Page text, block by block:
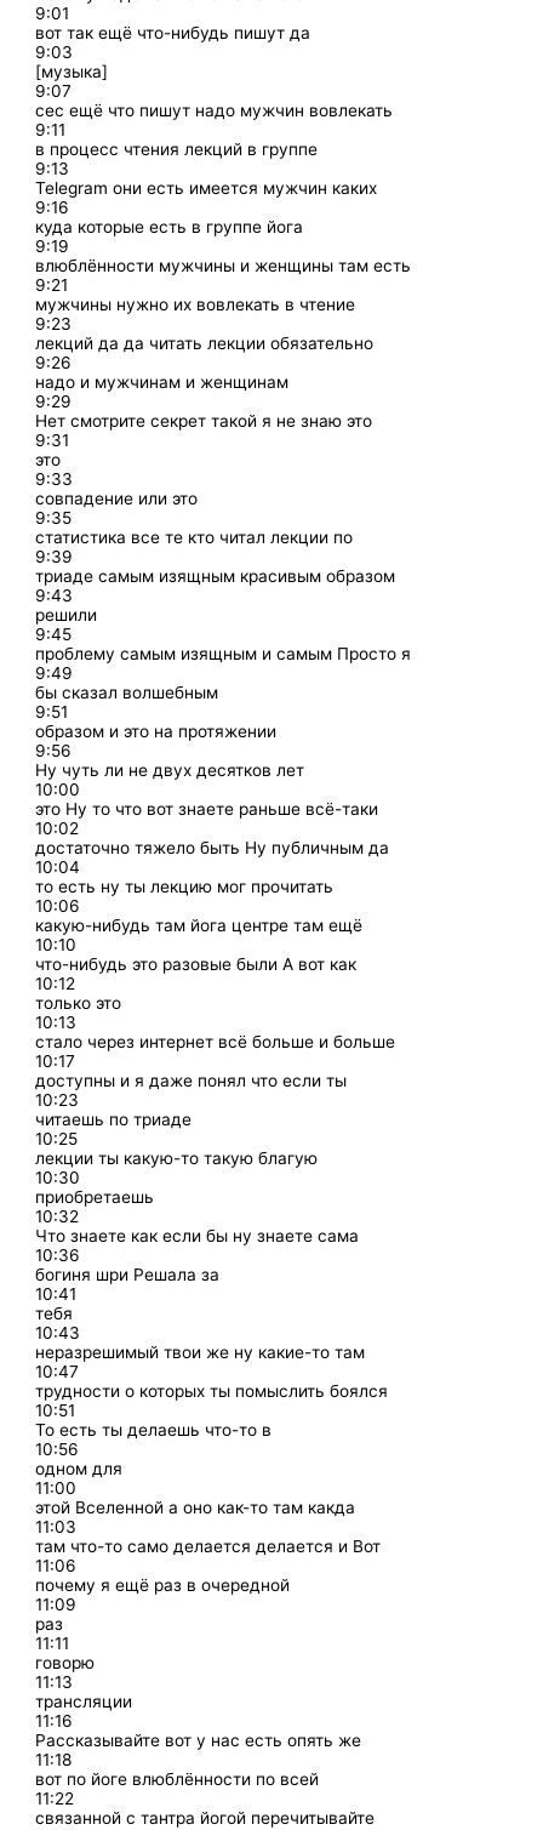
9:01
вот так ещё что-нибудь пишут да
9:03
[музыка]
9:07
сес ещё что пишут надо мужчин вовлекать
9:11
в процесс чтения лекций в группе
9:13
Telegram они есть имеется мужчин каких
9:16
куда которые есть в группе йога
9:19
влюблённости мужчины и женщины там есть
9:21
мужчины нужно их вовлекать в чтение
9:23
лекций да да читать лекции обязательно
9:26
надо и мужчинам и женщинам
9:29
Нет смотрите секрет такой я не знаю это
9:31
это
9:33
совпадение или это
9:35
статистика все те кто читал лекции по
9:39
триаде самым изящным красивым образом
9:43
решили
9:45
проблему самым изящным и самым Просто я
9:49
бы сказал волшебным
9:51
образом и это на протяжении
9:56
Ну чуть ли не двух десятков лет
10:00
это Ну то что вот знаете раньше всё-таки
10:02
достаточно тяжело быть Ну публичным да
10:04
то есть ну ты лекцию мог прочитать
10:06
какую-нибудь там йога центре там ещё
10:10
что-нибудь это разовые были А вот как
10:12
только это
10:13
стало через интернет всё больше и больше
10:17
доступны и я даже понял что если ты
10:23
читаешь по триаде
10:25
лекции ты какую-то такую благую
10:30
приобретаешь
10:32
Что знаете как если бы ну знаете сама
10:36
богиня шри Решала за
10:41
тебя
10:43
неразрешимый твои же ну какие-то там
10:47
трудности о которых ты помыслить боялся
10:51
То есть ты делаешь что-то в
10:56
одном для
11:00
этой Вселенной а оно как-то там какда
11:03
там что-то само делается делается и Вот
11:06
почему я ещё раз в очередной
11:09
раз
11:11
говорю
11:13
трансляции
11:16
Рассказывайте вот у нас есть опять же
11:18
вот по йоге влюблённости по всей
11:22
связанной с тантра йогой перечитывайте